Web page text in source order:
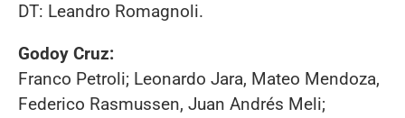
DT: Leandro Romagnoli.
Godoy Cruz:
Franco Petroli; Leonardo Jara, Mateo Mendoza,
Federico Rasmussen, Juan Andrés Meli;